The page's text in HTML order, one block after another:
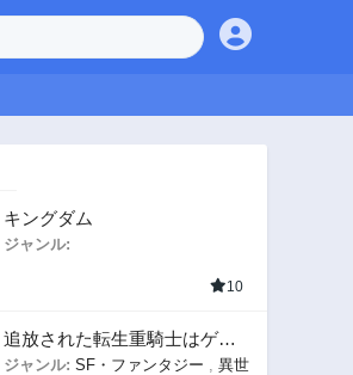
キングダム
ジャンル:
10
追放された転生重騎士はゲー
ム知識で無双する
ジャンル: SF・ファンタジー
異世